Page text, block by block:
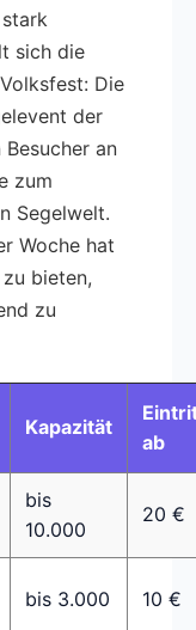
sich die
Die
der
an
zum
Segelwelt.
Woche hat
bieten,
zu
Kapazität
ab
bis
10.000
20 €
bis 3.000 10 €